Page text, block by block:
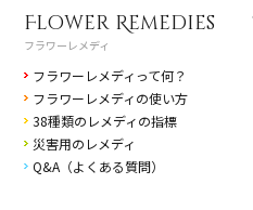
Flower Remedies
フラワーレメディ
フラワーレメディって何？
フラワーレメディの使い方
38種類のレメディの指標
災害用のレメディ
Q&A（よくある質問）